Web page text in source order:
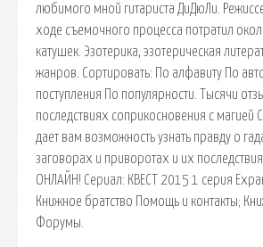
любимого мной гитариста ДиДюЛи.
ходе съемочного процесса потратил
катушек. Эзотерика, эзотерическая
жанров. Сортировать: По алфавиту По
поступления По популярности. Тысячи
последствиях соприкосновения с магией
дает вам возможность узнать правду о
заговорах и приворотах и их
ОНЛАЙН! Сериал: КВЕСТ 2015 1 серия
Книжное братство Помощь и контакты;
Форумы.